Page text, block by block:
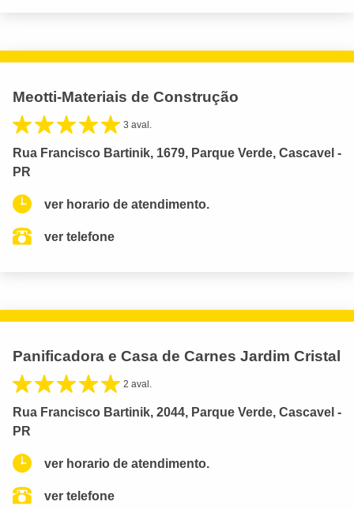
Meotti-Materiais de Construção
3 aval.
Rua Francisco Bartinik, 1679, Parque Verde, Cascavel -
PR
ver horario de atendimento.
ver telefone
Panificadora e Casa de Carnes Jardim Cristal
2 aval.
Rua Francisco Bartinik, 2044, Parque Verde, Cascavel -
PR
ver horario de atendimento.
ver telefone